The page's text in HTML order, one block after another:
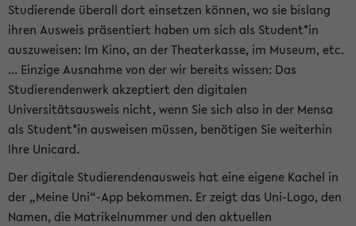
Studierende überall dort einsetzen können, wo sie bislang
ihren Ausweis präsentiert haben um sich als Student*in
auszuweisen: Im Kino, an der Theaterkasse, im Museum, etc.
... Einzige Ausnahme von der wir bereits wissen: Das
Studierendenwerk akzeptiert den digitalen
Universitätsausweis nicht, wenn Sie sich also in der Mensa
als Student*in ausweisen müssen, benötigen Sie weiterhin
Ihre Unicard.
Der digitale Studierendenausweis hat eine eigene Kachel in
der „Meine Uni“-App bekommen. Er zeigt das Uni-Logo, den
Namen, die Matrikelnummer und den aktuellen